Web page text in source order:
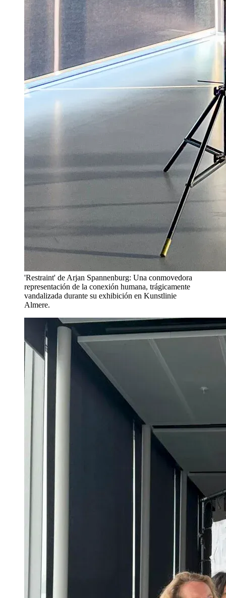
'Restraint' de Arjan Spannenburg: Una conmovedora
representación de la conexión humana, trágicamente
vandalizada durante su exhibición en Kunstlinie
Almere.